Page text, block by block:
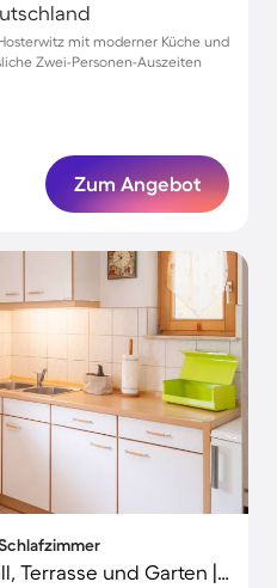
mit moderner Küche und
Zwei-Personen-Auszeiten
Zum Angebot
Ferienwohnung mit Grill, Terrasse und Garten | Gartenblick